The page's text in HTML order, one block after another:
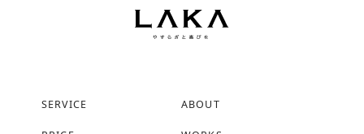
SERVICE ABOUT